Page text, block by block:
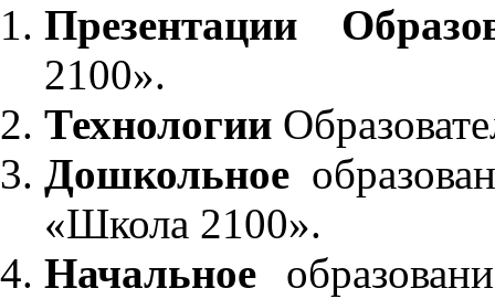
Презентации
2100».
Технологии
Дошкольное
«Школа 2100».
Начальное